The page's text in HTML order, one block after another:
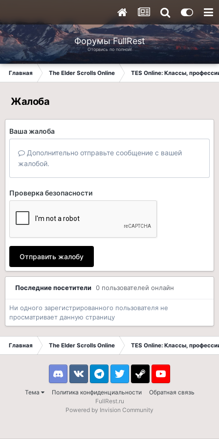
Форумы FullRest
Оторвись по полной!
Главная The Elder Scrolls Online TES Online: Классы,
Жалоба
Ваша жалоба
Дополнительно отправьте сообщение с вашей
жалобой.
Проверка безопасности
Отправить жалобу
Последние посетители 0 пользователей онлайн
Ни одного зарегистрированного пользователя не
просматривает данную страницу
Главная The Elder Scrolls Online TES Online: Классы,
Тема Политика конфиденциальности Обратная связь
DiscordVK TelegramTwitter Steam Youtube
FullRest.ru
Powered by Invision Community